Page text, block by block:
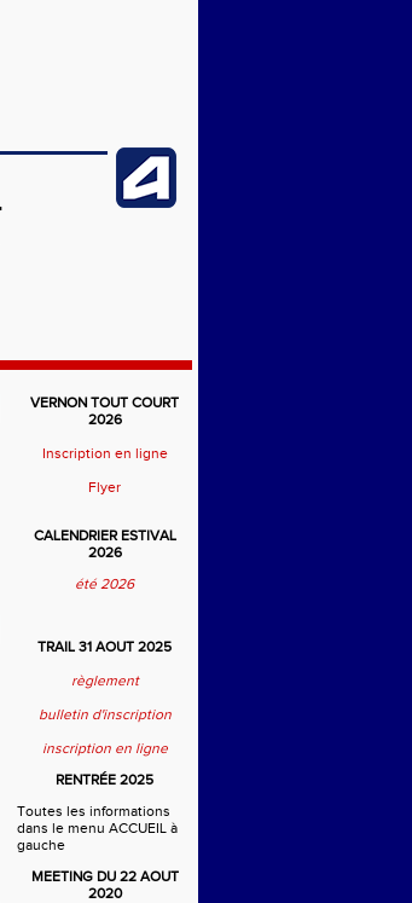
VERNON TOUT COURT
2026
Inscription en ligne
Flyer
CALENDRIER ESTIVAL
2026
été 2026
TRAIL 31 AOUT 2025
règlement
bulletin d'inscription
inscription en ligne
RENTRÉE 2025
Toutes les informations
dans le menu ACCUEIL à
gauche
MEETING DU 22 AOUT
2020